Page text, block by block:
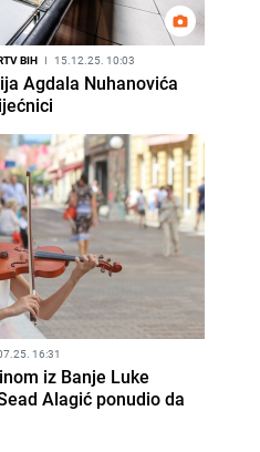
BIH I 15.12.25. 10:03
Agdala Nuhanovića
16:31
iz Banje Luke
Alagić ponudio da